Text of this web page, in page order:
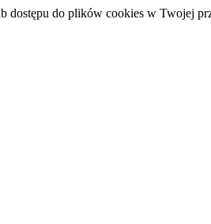
dostępu do plików cookies w Twojej